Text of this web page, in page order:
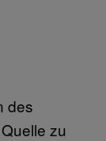
des
zu